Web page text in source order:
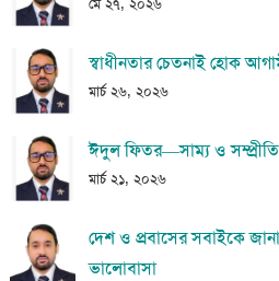
স্বাধীনতার চেতনাই হোক
মার্চ ২৬, ২০২৬
ঈদুল ফিতর—সাম্য ও
মার্চ ২১, ২০২৬
দেশ ও প্রবাসের সবাইকে
ভালোবাসা